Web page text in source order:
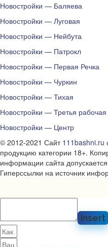
Новостройки — Баляева
Новостройки — Луговая
Новостройки — Нейбута
Новостройки — Патрокл
Новостройки — Первая Речка
Новостройки — Чуркин
Новостройки — Тихая
Новостройки — Третья рабочая
Новостройки — Центр
© 2012-2021 Сайт 111bashni.ru
продукцию категории 18+.
информации сайта
Гиперссылки на источник
Insert